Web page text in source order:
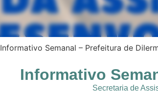
Informativo Semanal – Prefeitura de
Informativo
Secretaria de